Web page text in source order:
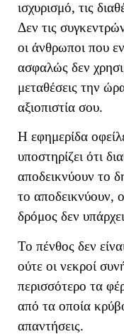
ισχυρισμό, τις
Δεν τις
οι άνθρωποι που
ασφαλώς δεν
μεταθέσεις την
αξιοπιστία σου.
Η εφημερίδα
υποστηρίζει ότι
αποδεικνύουν το
το αποδεικνύουν,
δρόμος δεν
Το πένθος δεν
ούτε οι νεκροί
περισσότερο τα
από τα οποία
απαντήσεις.